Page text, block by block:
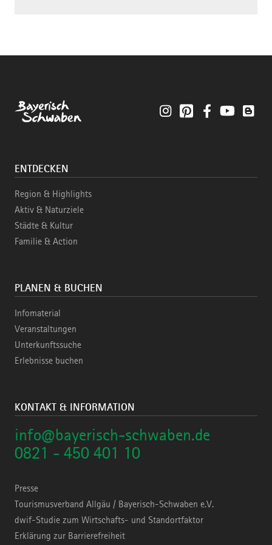
InstagramPinterestFacebookYouTube
ENTDECKEN
Region & Highlights
Aktiv & Naturziele
Städte & Kultur
Familie & Action
PLANEN & BUCHEN
Infomaterial
Veranstaltungen
Unterkunftssuche
Erlebnisse buchen
KONTAKT & INFORMATION
info@bayerisch-schwaben.de
0821 - 450 401 10
Presse
Tourismusverband Allgäu / Bayerisch-Schwaben e.V.
dwif-Studie zum Wirtschafts- und Standortfaktor
Erklärung zur Barrierefreiheit